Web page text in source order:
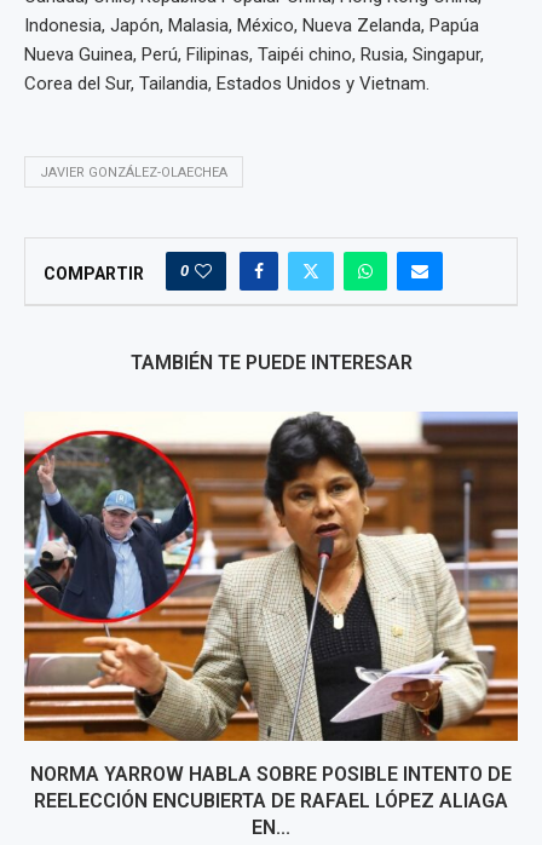
Indonesia, Japón, Malasia, México, Nueva Zelanda, Papúa
Nueva Guinea, Perú, Filipinas, Taipéi chino, Rusia, Singapur,
Corea del Sur, Tailandia, Estados Unidos y Vietnam.
JAVIER GONZÁLEZ-OLAECHEA
COMPARTIR 0
TAMBIÉN TE PUEDE INTERESAR
NORMA YARROW HABLA SOBRE POSIBLE INTENTO DE
REELECCIÓN ENCUBIERTA DE RAFAEL LÓPEZ ALIAGA
EN...